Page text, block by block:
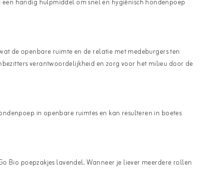
handig hulpmiddel om snel en hygiënisch hondenpoep
de openbare ruimte en de relatie met medeburgers ten
verantwoordelijkheid en zorg voor het milieu door de
in openbare ruimtes en kan resulteren in boetes
Bio poepzakjes lavendel. Wanneer je liever meerdere rollen